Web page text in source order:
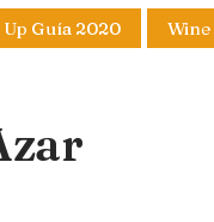
Up Guía 2020 Wine